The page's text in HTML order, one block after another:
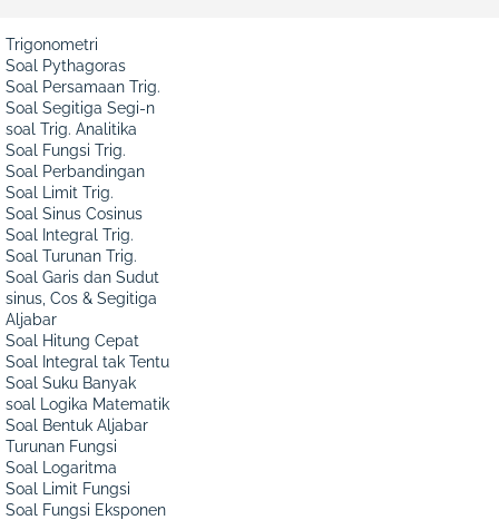
Trigonometri
Soal Pythagoras
Soal Persamaan Trig.
Soal Segitiga Segi-n
soal Trig. Analitika
Soal Fungsi Trig.
Soal Perbandingan
Soal Limit Trig.
Soal Sinus Cosinus
Soal Integral Trig.
Soal Turunan Trig.
Soal Garis dan Sudut
sinus, Cos & Segitiga
Aljabar
Soal Hitung Cepat
Soal Integral tak Tentu
Soal Suku Banyak
soal Logika Matematik
Soal Bentuk Aljabar
Turunan Fungsi
Soal Logaritma
Soal Limit Fungsi
Soal Fungsi Eksponen